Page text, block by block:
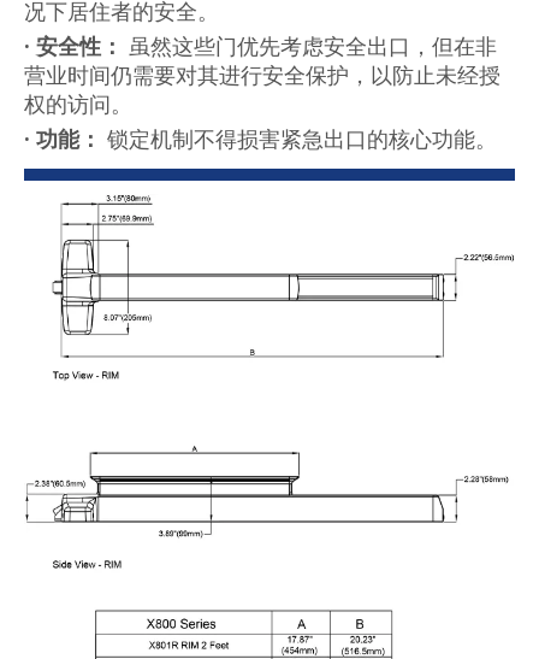
况下居住者的安全。
· 安全性： 虽然这些门优先考虑安全出口，但在非
营业时间仍需要对其进行安全保护，以防止未经授
权的访问。
· 功能： 锁定机制不得损害紧急出口的核心功能。